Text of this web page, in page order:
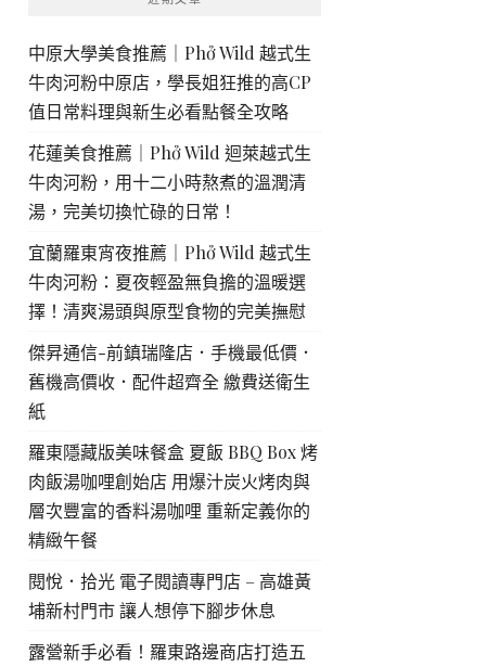
中原大學美食推薦｜Phở Wild 越式生
牛肉河粉中原店，學長姐狂推的高CP
值日常料理與新生必看點餐全攻略
花蓮美食推薦｜Phở Wild 迴萊越式生
牛肉河粉，用十二小時熬煮的溫潤清
湯，完美切換忙碌的日常！
宜蘭羅東宵夜推薦｜Phở Wild 越式生
牛肉河粉：夏夜輕盈無負擔的溫暖選
擇！清爽湯頭與原型食物的完美撫慰
傑昇通信-前鎮瑞隆店．手機最低價．
舊機高價收．配件超齊全 繳費送衛生
紙
羅東隱藏版美味餐盒 夏飯 BBQ Box 烤
肉飯湯咖哩創始店 用爆汁炭火烤肉與
層次豐富的香料湯咖哩 重新定義你的
精緻午餐
閱悅．拾光 電子閱讀專門店 – 高雄黃
埔新村門市 讓人想停下腳步休息
露營新手必看！羅東路邊商店打造五